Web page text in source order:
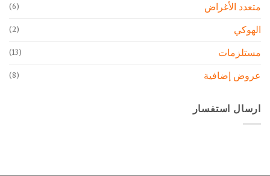
متعدد الأغراض (6)
الهوكي (2)
مستلزمات (13)
عروض إضافية (8)
ارسال استفسار